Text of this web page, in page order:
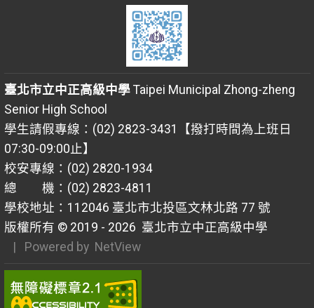
臺北市立中正高級中學Taipei Municipal Zhong-zheng
Senior High School
學生請假專線：(02) 2823-3431【撥打時間為上班日
07:30-09:00止】
校安專線：(02) 2820-1934
總 機：(02) 2823-4811
學校地址：112046 臺北市北投區文林北路 77 號
版權所有 © 2019 - 2026 臺北市立中正高級中學
| Powered by NetView